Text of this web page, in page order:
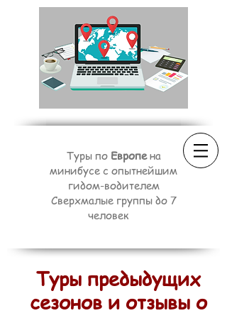
Туры по Европена
минибусе с опытнейшим
гидом-водителем
Сверхмалые группы до 7
человек
Туры предыдущих
сезонов и отзывы о